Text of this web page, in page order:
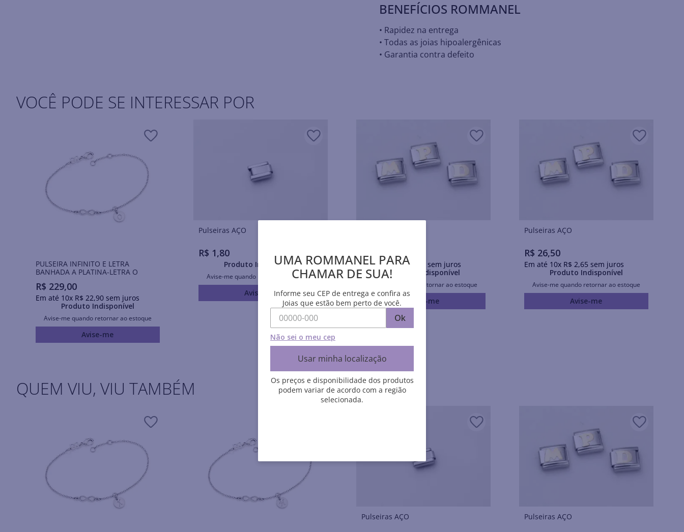
BENEFÍCIOS ROMMANEL
• Rapidez na entrega
• Todas as joias hipoalergênicas
• Garantia contra defeito
VOCÊ PODE SE INTERESSAR POR
PULSEIRA INFINITO E LETRA
BANHADA A PLATINA-LETRA O
R$ 229,00
Em até 10x R$ 22,90sem juros
Produto Indisponível
Avise-me quando retornar ao estoque
Avise-me
Pulseiras AÇO
R$ 1,80
Produto Indisponível
Avise-me quando retornar ao estoque
Avise-me
Em até10xR$
sem juros
Produto Indisponível
Avise-me quando retornar ao estoque
Avise-me
Pulseiras AÇO
R$ 26,50
Em até 10x R$ 2,65 sem juros
Produto Indisponível
Avise-me quando retornar ao estoque
Avise-me
QUEM VIU, VIU TAMBÉM
Pulseiras AÇO Pulseiras AÇO
UMA ROMMANEL PARA
CHAMAR DE SUA!
Informe seu CEP de entrega e confira as
Joias que estão bem perto de você.
Ok
Não sei o meu cep
Usar minha localização
Os preços e disponibilidade dos produtos
podem variar de acordo com a região
selecionada.